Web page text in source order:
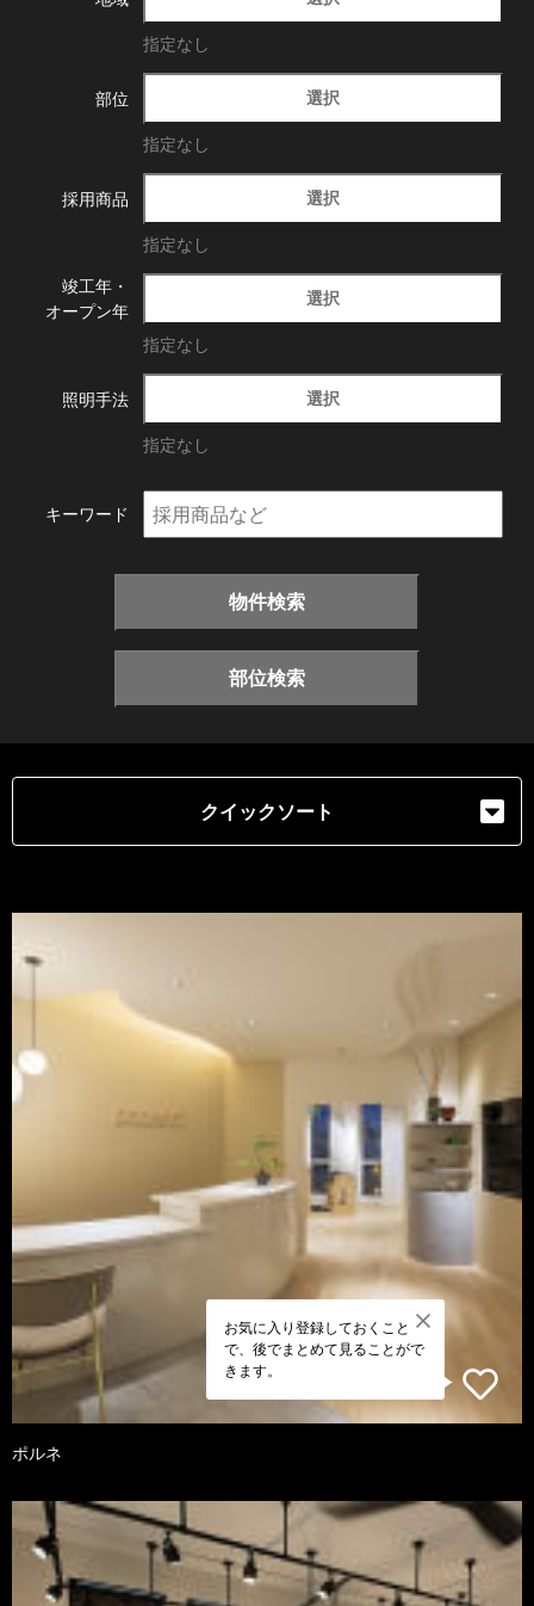
指定なし
部位 選択
指定なし
採用商品 選択
指定なし
竣工年・
オープン年
選択
指定なし
照明手法 選択
指定なし
キーワード
物件検索
部位検索
クイックソート
お気に入り登録しておくこと
で、後でまとめて見ることがで
きます。
ポルネ